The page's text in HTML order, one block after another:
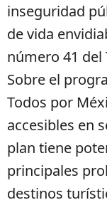
inseguridad
de vida
número 41 del
Sobre el
Todos por
accesibles en
plan tiene
principales
destinos